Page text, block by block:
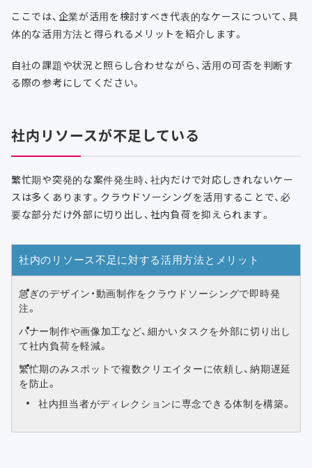
ここでは、企業が活用を検討すべき代表的なケースについて、具
体的な活用方法と得られるメリットを紹介します。
自社の課題や状況と照らし合わせながら、活用の可否を判断す
る際の参考にしてください。
社内リソースが不足している
繁忙期や突発的な案件発生時、社内だけで対応しきれないケー
スは多くあります。クラウドソーシングを活用することで、必
要な部分だけ外部に切り出し、社内負荷を抑えられます。
社内のリソース不足に対する活用方法とメリット
急ぎのデザイン・動画制作をクラウドソーシングで即時発
注。
バナー制作や画像加工など、細かいタスクを外部に切り出し
て社内負荷を軽減。
繁忙期のみスポットで複数クリエイターに依頼し、納期遅延
を防止。
社内担当者がディレクションに専念できる体制を構築。